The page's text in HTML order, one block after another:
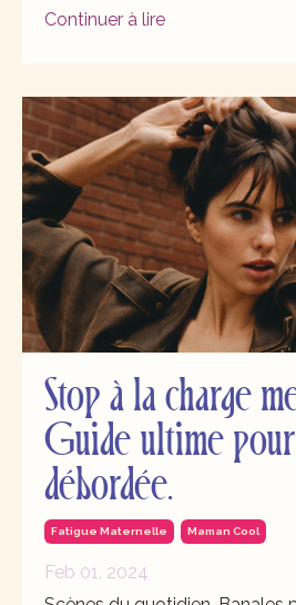
Continuer à lire
Stop à la charge
Guide ultime
débordée.
Fatigue Maternelle Maman Cool
Feb 01, 2024